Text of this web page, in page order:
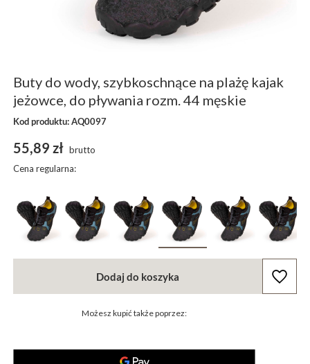
Buty do wody, szybkoschnące na plażę kajak
jeżowce, do pływania rozm. 44 męskie
Kod produktu: AQ0097
55,89 zł brutto
Cena regularna:
Dodaj do koszyka
Możesz kupić także poprzez: